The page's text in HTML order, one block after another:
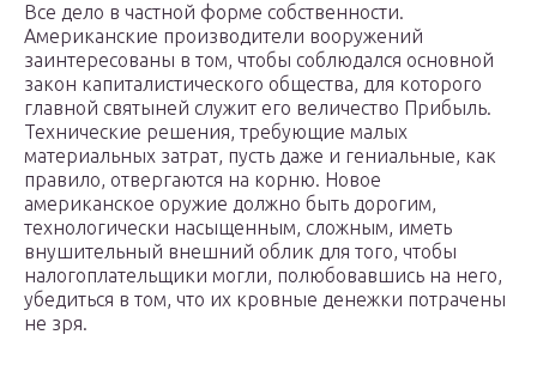
Все дело в частной форме собственности.
Американские производители вооружений
заинтересованы в том, чтобы соблюдался основной
закон капиталистического общества, для которого
главной святыней служит его величество Прибыль.
Технические решения, требующие малых
материальных затрат, пусть даже и гениальные, как
правило, отвергаются на корню. Новое
американское оружие должно быть дорогим,
технологически насыщенным, сложным, иметь
внушительный внешний облик для того, чтобы
налогоплательщики могли, полюбовавшись на него,
убедиться в том, что их кровные денежки потрачены
не зря.